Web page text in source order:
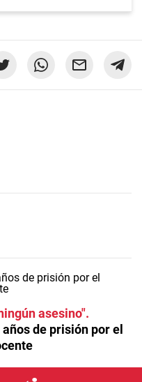
asesino"
de prisión por el